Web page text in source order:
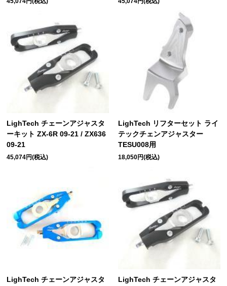
LighTech チェーンアジャスタ
ーキット ZX-6R 09-21 / ZX636
09-21
45,074円(税込)
LighTech リフターセット ライ
テックチェンアジャスター
TESU008用
18,050円(税込)
LighTech チェーンアジャスタ
LighTech チェーンアジャスタ